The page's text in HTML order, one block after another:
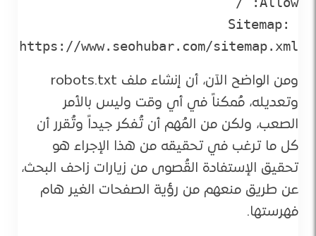
Sitemap:
https://www.seohubar.com/sitemap.xml
ومن الواضح الآن، أن إنشاء ملف robots.txt
وتعديله، مُمكناً في أي وقت وليس بالأمر
الصعب، ولكن من المُهم أن تُفكر جيداً وتُقرر أن
كل ما ترغب في تحقيقه من هذا الإجراء هو
تحقيق الإستفادة القُصوى من زيارات زاحف البحث،
عن طريق منعهم من رؤية الصفحات الغير هام
فهرستها.